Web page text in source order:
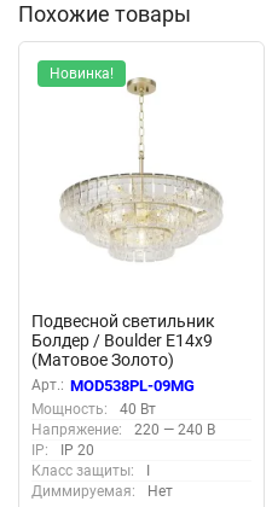
Похожие товары
Новинка!
Подвесной светильник
Болдер / Boulder E14х9
(Матовое Золото)
MOD538PL-09MG
Арт.: MOD538PL-09MG
Мощность:
40 Вт
Напряжение:
220 — 240 В
IP:
IP 20
Класс защиты:
I
Диммируемая:
Нет